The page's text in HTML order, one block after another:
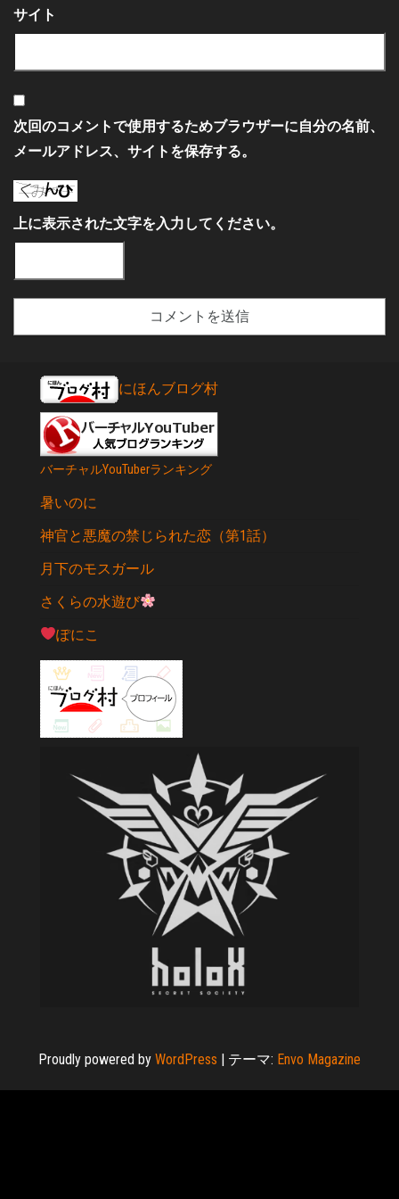
サイト
次回のコメントで使用するためブラウザーに自分の名前、
メールアドレス、サイトを保存する。
上に表示された文字を入力してください。
にほんブログ村
バーチャルYouTuberランキング
暑いのに
神官と悪魔の禁じられた恋（第1話）
月下のモスガール
さくらの水遊び
ぽにこ
Proudly powered by WordPress テーマ: Envo Magazine